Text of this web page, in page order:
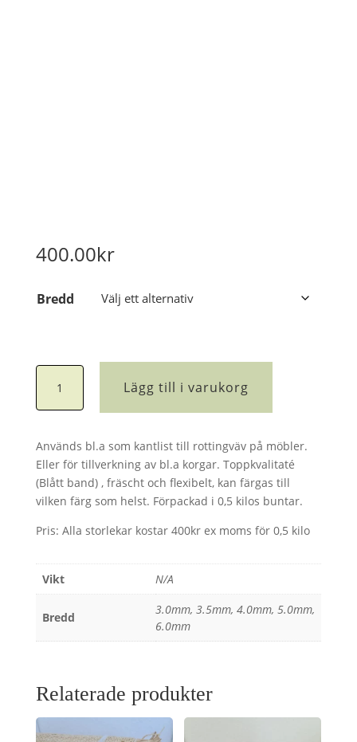
400.00kr
Bredd
Pedding
mängd
Lägg till i varukorg
Används bl.a som kantlist till rottingväv på möbler.
Eller för tillverkning av bl.a korgar. Toppkvalitaté
(Blått band) , fräscht och flexibelt, kan färgas till
vilken färg som helst. Förpackad i 0,5 kilos buntar.
Pris: Alla storlekar kostar 400kr ex moms för 0,5 kilo
Vikt N/A
Bredd
3.0mm, 3.5mm, 4.0mm, 5.0mm,
6.0mm
Relaterade produkter